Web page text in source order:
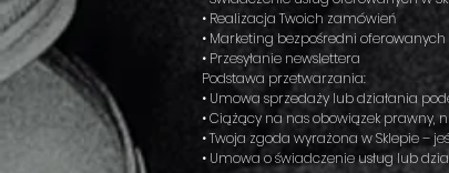
• Realizacja Twoich zamówień
• Marketing bezpośredni
• Przesyłanie newslettera
Podstawa przetwarzania:
• Umowa sprzedaży lub działania
• Ciążący na nas obowiązek prawny,
• Twoja zgoda wyrażona w Sklepie –
• Umowa o świadczenie usług lub